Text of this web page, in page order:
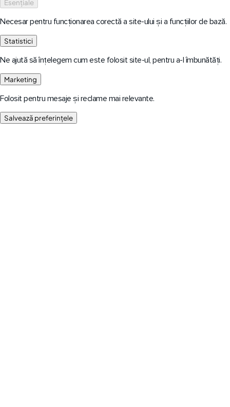
Esențiale
Necesar pentru funcționarea corectă a site-ului și a funcțiilor de bază.
Statistici
Ne ajută să înțelegem cum este folosit site-ul, pentru a-l îmbunătăți.
Marketing
Folosit pentru mesaje și reclame mai relevante.
Salvează preferințele